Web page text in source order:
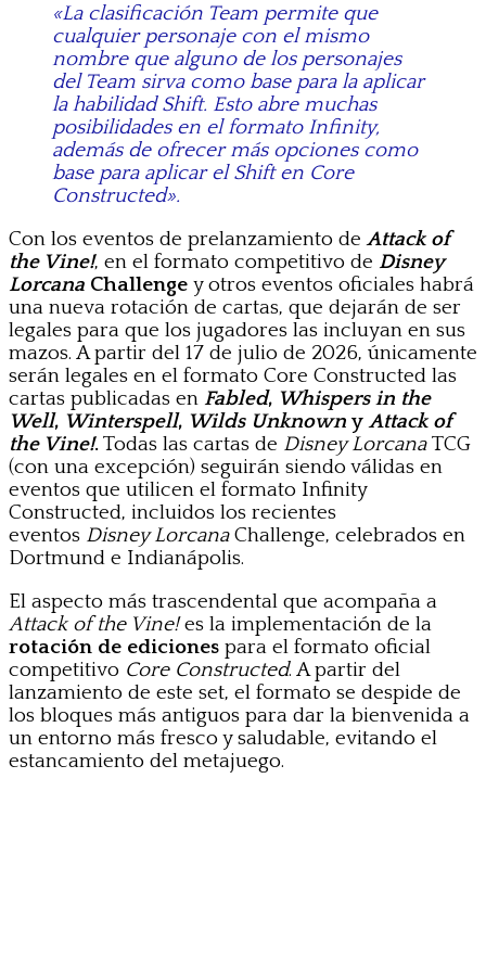
«La clasificación Team permite que
cualquier personaje con el mismo
nombre que alguno de los personajes
del Team sirva como base para la aplicar
la habilidad Shift. Esto abre muchas
posibilidades en el formato Infinity,
además de ofrecer más opciones como
base para aplicar el Shift en Core
Constructed».
Con los eventos de prelanzamiento de Attack of
the Vine!, en el formato competitivo de Disney
Lorcana Challenge y otros eventos oficiales habrá
una nueva rotación de cartas, que dejarán de ser
legales para que los jugadores las incluyan en sus
mazos. A partir del 17 de julio de 2026, únicamente
serán legales en el formato Core Constructed las
cartas publicadas en Fabled, Whispers in the
Well, Winterspell, Wilds Unknown yAttack of
the Vine!.Todas las cartas de Disney LorcanaTCG
(con una excepción) seguirán siendo válidas en
eventos que utilicen el formato Infinity
Constructed, incluidos los recientes
eventos Disney LorcanaChallenge, celebrados en
Dortmund e Indianápolis.
El aspecto más trascendental que acompaña a
Attack of the Vine!es la implementación de la
rotación de ediciones para el formato oficial
competitivo Core Constructed. A partir del
lanzamiento de este set, el formato se despide de
los bloques más antiguos para dar la bienvenida a
un entorno más fresco y saludable, evitando el
estancamiento del metajuego.